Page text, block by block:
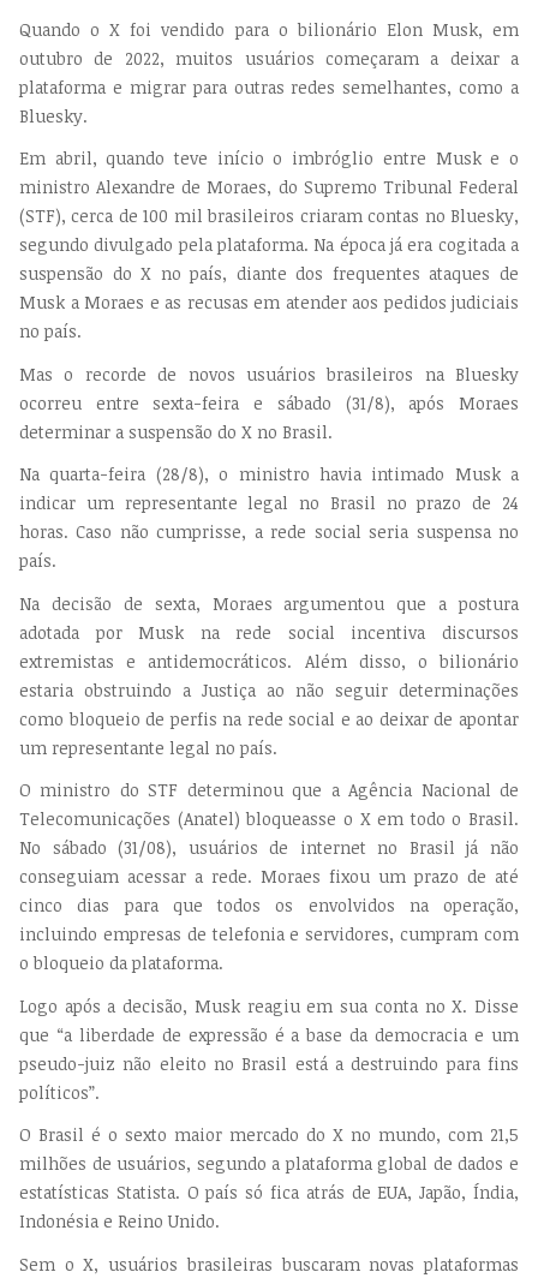
Quando o X foi vendido para o bilionário Elon Musk, em
outubro de 2022, muitos usuários começaram a deixar a
plataforma e migrar para outras redes semelhantes, como a
Bluesky.
Em abril, quando teve início o imbróglio entre Musk e o
ministro Alexandre de Moraes, do Supremo Tribunal Federal
(STF), cerca de 100 mil brasileiros criaram contas no Bluesky,
segundo divulgado pela plataforma. Na época já era cogitada a
suspensão do X no país, diante dos frequentes ataques de
Musk a Moraes e as recusas em atender aos pedidos judiciais
no país.
Mas o recorde de novos usuários brasileiros na Bluesky
ocorreu entre sexta-feira e sábado (31/8), após Moraes
determinar a suspensão do X no Brasil.
Na quarta-feira (28/8), o ministro havia intimado Musk a
indicar um representante legal no Brasil no prazo de 24
horas. Caso não cumprisse, a rede social seria suspensa no
país.
Na decisão de sexta, Moraes argumentou que a postura
adotada por Musk na rede social incentiva discursos
extremistas e antidemocráticos. Além disso, o bilionário
estaria obstruindo a Justiça ao não seguir determinações
como bloqueio de perfis na rede social e ao deixar de apontar
um representante legal no país.
O ministro do STF determinou que a Agência Nacional de
Telecomunicações (Anatel) bloqueasse o X em todo o Brasil.
No sábado (31/08), usuários de internet no Brasil já não
conseguiam acessar a rede. Moraes fixou um prazo de até
cinco dias para que todos os envolvidos na operação,
incluindo empresas de telefonia e servidores, cumpram com
o bloqueio da plataforma.
Logo após a decisão, Musk reagiu em sua conta no X. Disse
que “a liberdade de expressão é a base da democracia e um
pseudo-juiz não eleito no Brasil está a destruindo para fins
políticos”.
O Brasil é o sexto maior mercado do X no mundo, com 21,5
milhões de usuários, segundo a plataforma global de dados e
estatísticas Statista. O país só fica atrás de EUA, Japão, Índia,
Indonésia e Reino Unido.
Sem o X, usuários brasileiras buscaram novas plataformas